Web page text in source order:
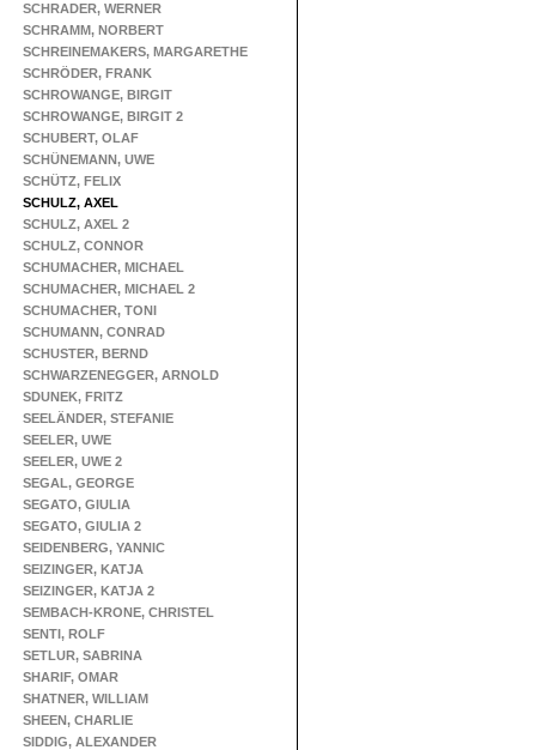
SCHRADER, WERNER
SCHRAMM, NORBERT
SCHREINEMAKERS, MARGARETHE
SCHRÖDER, FRANK
SCHROWANGE, BIRGIT
SCHROWANGE, BIRGIT 2
SCHUBERT, OLAF
SCHÜNEMANN, UWE
SCHÜTZ, FELIX
SCHULZ, AXEL
SCHULZ, AXEL 2
SCHULZ, CONNOR
SCHUMACHER, MICHAEL
SCHUMACHER, MICHAEL 2
SCHUMACHER, TONI
SCHUMANN, CONRAD
SCHUSTER, BERND
SCHWARZENEGGER, ARNOLD
SDUNEK, FRITZ
SEELÄNDER, STEFANIE
SEELER, UWE
SEELER, UWE 2
SEGAL, GEORGE
SEGATO, GIULIA
SEGATO, GIULIA 2
SEIDENBERG, YANNIC
SEIZINGER, KATJA
SEIZINGER, KATJA 2
SEMBACH-KRONE, CHRISTEL
SENTI, ROLF
SETLUR, SABRINA
SHARIF, OMAR
SHATNER, WILLIAM
SHEEN, CHARLIE
SIDDIG, ALEXANDER